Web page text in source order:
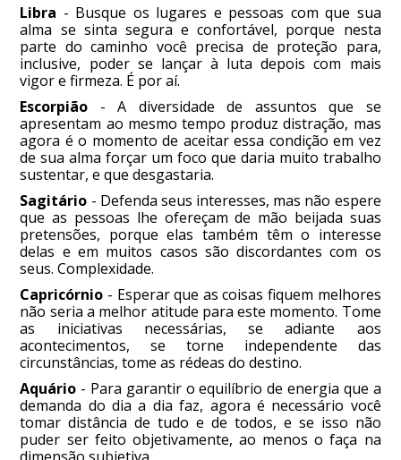
Libra - Busque os lugares e pessoas com que sua
alma se sinta segura e confortável, porque nesta
parte do caminho você precisa de proteção para,
inclusive, poder se lançar à luta depois com mais
vigor e firmeza. É por aí.
Escorpião - A diversidade de assuntos que se
apresentam ao mesmo tempo produz distração, mas
agora é o momento de aceitar essa condição em vez
de sua alma forçar um foco que daria muito trabalho
sustentar, e que desgastaria.
Sagitário - Defenda seus interesses, mas não espere
que as pessoas lhe ofereçam de mão beijada suas
pretensões, porque elas também têm o interesse
delas e em muitos casos são discordantes com os
seus. Complexidade.
Capricórnio - Esperar que as coisas fiquem melhores
não seria a melhor atitude para este momento. Tome
as iniciativas necessárias, se adiante aos
acontecimentos, se torne independente das
circunstâncias, tome as rédeas do destino.
Aquário - Para garantir o equilíbrio de energia que a
demanda do dia a dia faz, agora é necessário você
tomar distância de tudo e de todos, e se isso não
puder ser feito objetivamente, ao menos o faça na